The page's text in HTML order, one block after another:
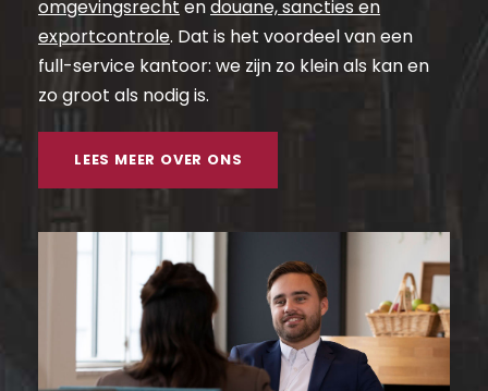
omgevingsrecht endouane, sancties en
exportcontrole. Dat is het voordeel van een
full-service kantoor: we zijn zo klein als kan en
zo groot als nodig is.
LEES MEER OVER ONS